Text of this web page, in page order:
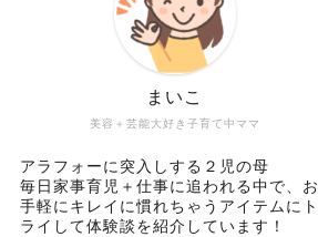
美容＋芸能大好き子育て中ママ
まいこ
アラフォーに突入しする２児の母
毎日家事育児＋仕事に追われる中で、お
手軽にキレイに慣れちゃうアイテムにト
ライして体験談を紹介しています！